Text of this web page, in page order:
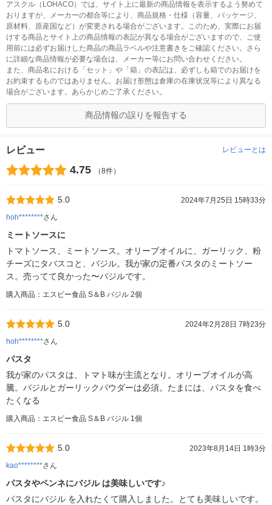
アスクル（LOHACO）では、サイト上に最新の商品情報を表示するよう努めて
おりますが、メーカーの都合等により、商品規格・仕様（容量、パッケージ、
原材料、原産国など）が変更される場合がございます。このため、実際にお届
けする商品とサイト上の商品情報の表記が異なる場合がございますので、ご使
用前には必ずお届けした商品の商品ラベルや注意書きをご確認ください。さら
に詳細な商品情報が必要な場合は、メーカー等にお問い合わせください。
また、商品名における「セット」や「箱」の表記は、必ずしも箱でのお届けを
お約束するものではありません。お届け形態は倉庫の在庫状況等により異なる
場合がございます。あらかじめご了承ください。
商品情報の誤りを報告する
レビュー レビューとは
4.75 （8件）
5.0
2024年7月25日 15時33分
hoh********さん
ミートソースに
トマトソース、ミートソース。オリーブオイルに、ガーリック、粉
チーズにタバスコと、バジル。我が家の定番パスタのミートソー
ス。売ってて良かった〜バジルです。
購入商品：エスビー食品 S＆B バジル 2個
5.0
2024年2月28日 7時23分
hoh********さん
パスタ
我が家のパスタは、トマト味が主流となり。オリーブオイルが高
騰。バジルとガーリックパウダーは必須。たまには、パスタを食べ
たくなる
購入商品：エスビー食品 S＆B バジル 1個
5.0
2023年8月14日 1時3分
kao********さん
パスタやペンネにバジル は美味しいです♪
パスタにバジル を入れたくて購入しました。とても美味しいです。